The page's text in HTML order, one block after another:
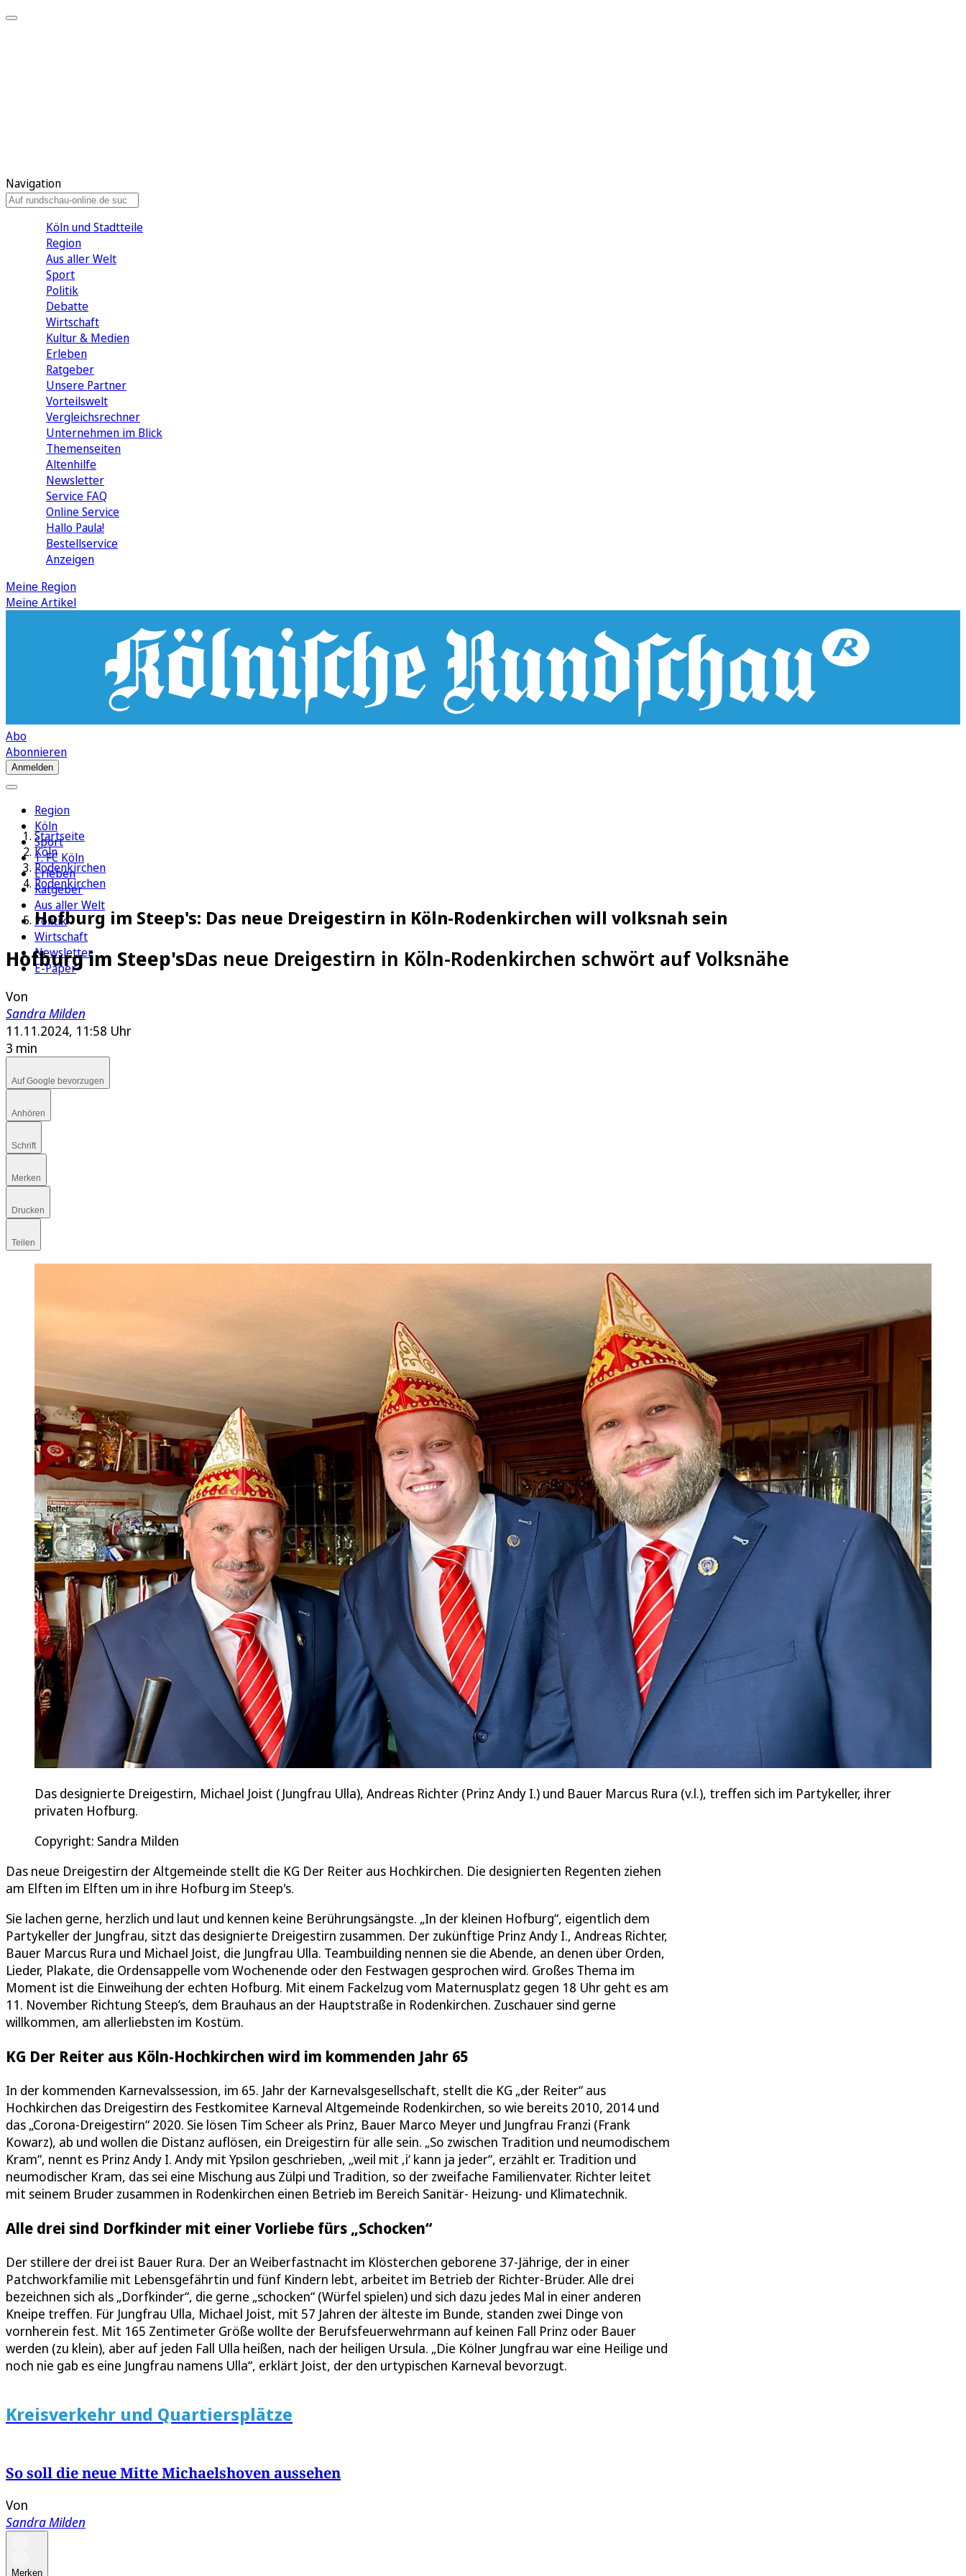
Navigation
Köln und Stadtteile
Region
Aus aller Welt
Sport
Politik
Debatte
Wirtschaft
Kultur & Medien
Erleben
Ratgeber
Unsere Partner
Vorteilswelt
Vergleichsrechner
Unternehmen im Blick
Themenseiten
Altenhilfe
Newsletter
Service FAQ
Online Service
Hallo Paula!
Bestellservice
Anzeigen
Meine Region
Meine Artikel
Abo
Abonnieren
Anmelden
Region
Köln
Sport
1. FC Köln
Erleben
Ratgeber
Aus aller Welt
Politik
Wirtschaft
Newsletter
E-Paper
Startseite
Köln
Rodenkirchen
Rodenkirchen
Hofburg im Steep's: Das neue Dreigestirn in Köln-Rodenkirchen will volksnah sein
Hofburg im Steep'sDas neue Dreigestirn in Köln-Rodenkirchen schwört auf Volksnähe
Von
Sandra Milden
11.11.2024, 11:58 Uhr
3 min
Auf Google bevorzugen
Anhören
Schrift
Merken
Drucken
Teilen
Das designierte Dreigestirn, Michael Joist (Jungfrau Ulla), Andreas Richter (Prinz Andy I.) und Bauer Marcus Rura (v.l.), treffen sich im Partykeller, ihrer
privaten Hofburg.
Copyright: Sandra Milden
Das neue Dreigestirn der Altgemeinde stellt die KG Der Reiter aus Hochkirchen. Die designierten Regenten ziehen
am Elften im Elften um in ihre Hofburg im Steep's.
Sie lachen gerne, herzlich und laut und kennen keine Berührungsängste. „In der kleinen Hofburg“, eigentlich dem
Partykeller der Jungfrau, sitzt das designierte Dreigestirn zusammen. Der zukünftige Prinz Andy I., Andreas Richter,
Bauer Marcus Rura und Michael Joist, die Jungfrau Ulla. Teambuilding nennen sie die Abende, an denen über Orden,
Lieder, Plakate, die Ordensappelle vom Wochenende oder den Festwagen gesprochen wird. Großes Thema im
Moment ist die Einweihung der echten Hofburg. Mit einem Fackelzug vom Maternusplatz gegen 18 Uhr geht es am
11. November Richtung Steep’s, dem Brauhaus an der Hauptstraße in Rodenkirchen. Zuschauer sind gerne
willkommen, am allerliebsten im Kostüm.
KG Der Reiter aus Köln-Hochkirchen wird im kommenden Jahr 65
In der kommenden Karnevalssession, im 65. Jahr der Karnevalsgesellschaft, stellt die KG „der Reiter“ aus
Hochkirchen das Dreigestirn des Festkomitee Karneval Altgemeinde Rodenkirchen, so wie bereits 2010, 2014 und
das „Corona-Dreigestirn“ 2020. Sie lösen Tim Scheer als Prinz, Bauer Marco Meyer und Jungfrau Franzi (Frank
Kowarz), ab und wollen die Distanz auflösen, ein Dreigestirn für alle sein. „So zwischen Tradition und neumodischem
Kram“, nennt es Prinz Andy I. Andy mit Ypsilon geschrieben, „weil mit ‚i‘ kann ja jeder“, erzählt er. Tradition und
neumodischer Kram, das sei eine Mischung aus Zülpi und Tradition, so der zweifache Familienvater. Richter leitet
mit seinem Bruder zusammen in Rodenkirchen einen Betrieb im Bereich Sanitär- Heizung- und Klimatechnik.
Alle drei sind Dorfkinder mit einer Vorliebe fürs „Schocken“
Der stillere der drei ist Bauer Rura. Der an Weiberfastnacht im Klösterchen geborene 37-Jährige, der in einer
Patchworkfamilie mit Lebensgefährtin und fünf Kindern lebt, arbeitet im Betrieb der Richter-Brüder. Alle drei
bezeichnen sich als „Dorfkinder“, die gerne „schocken“ (Würfel spielen) und sich dazu jedes Mal in einer anderen
Kneipe treffen. Für Jungfrau Ulla, Michael Joist, mit 57 Jahren der älteste im Bunde, standen zwei Dinge von
vornherein fest. Mit 165 Zentimeter Größe wollte der Berufsfeuerwehrmann auf keinen Fall Prinz oder Bauer
werden (zu klein), aber auf jeden Fall Ulla heißen, nach der heiligen Ursula. „Die Kölner Jungfrau war eine Heilige und
noch nie gab es eine Jungfrau namens Ulla“, erklärt Joist, der den urtypischen Karneval bevorzugt.
Kreisverkehr und Quartiersplätze
So soll die neue Mitte Michaelshoven aussehen
Von
Sandra Milden
Merken